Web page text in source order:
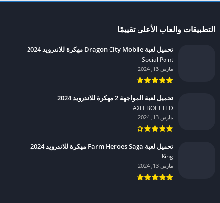
التطبيقات والعاب الأعلى تقييمًا
تحميل لعبة Dragon City Mobile مهكرة للاندرويد 2024
Social Point‏
مارس 13, 2024
تحميل لعبة المواجهة 2 مهكرة للاندرويد 2024
AXLEBOLT LTD‏
مارس 13, 2024
تحميل لعبة Farm Heroes Saga مهكرة للاندرويد 2024
King‏
مارس 13, 2024